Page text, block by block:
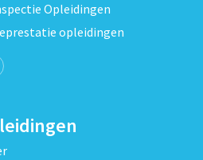
Opleidingen
opleidingen